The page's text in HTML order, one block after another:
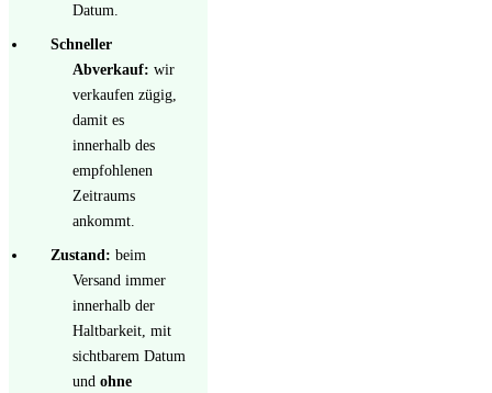
Datum.
Schneller
Abverkauf: wir
verkaufen zügig,
damit es
innerhalb des
empfohlenen
Zeitraums
ankommt.
Zustand: beim
Versand immer
innerhalb der
Haltbarkeit, mit
sichtbarem Datum
und ohne